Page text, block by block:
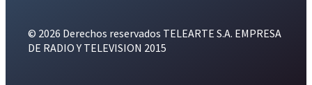
© 2026 Derechos reservados TELEARTE S.A. EMPRESA
DE RADIO Y TELEVISION 2015